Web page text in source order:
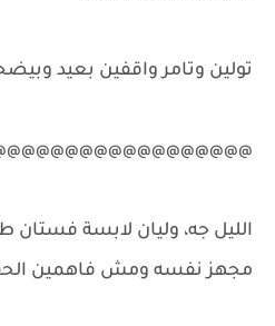
تولين وتامر واقفين بعيد
الليل جه، وليان لابسة
مجهز نفسه ومش فاهمين